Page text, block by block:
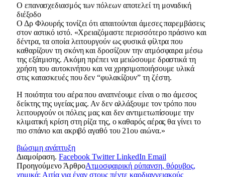
Ο επανασχεδιασμός των πόλεων αποτελεί τη μοναδική
διέξοδο
Ο Δρ Φλουρής τονίζει ότι απαιτούνται άμεσες παρεμβάσεις
στον αστικό ιστό. «Χρειαζόμαστε περισσότερο πράσινο και
δέντρα, τα οποία λειτουργούν ως φυσικά φίλτρα που
καθαρίζουν τη σκόνη και δροσίζουν την ατμόσφαιρα μέσω
της εξάτμισης. Ακόμη πρέπει να μειώσουμε δραστικά τη
χρήση του αυτοκινήτου και να χρησιμοποιήσουμε υλικά
στις κατασκευές που δεν “φυλακίζουν” τη ζέστη.
Η ποιότητα του αέρα που αναπνέουμε είναι ο πιο άμεσος
δείκτης της υγείας μας. Αν δεν αλλάξουμε τον τρόπο που
λειτουργούν οι πόλεις μας και δεν αντιμετωπίσουμε την
κλιματική κρίση στη ρίζα της, ο καθαρός αέρας θα γίνει το
πιο σπάνιο και ακριβό αγαθό του 21ου αιώνα.»
βιώσιμη ανάπτυξη
Διαμοίραση. Facebook Twitter LinkedIn Email
Προηγούμενο ΆρθροΑτμοσφαιρική ρύπανση, θόρυβος,
χημικά: Αιτία για έναν στους πέντε καρδιαγγειακούς